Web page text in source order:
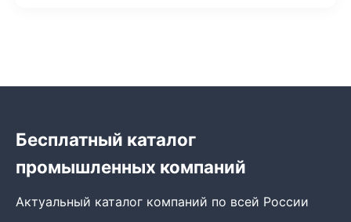
Бесплатный каталог
промышленных компаний
Актуальный каталог компаний по всей России